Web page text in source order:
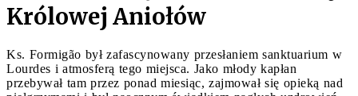
Królowej Aniołów
Ks. Formigão był zafascynowany przesłaniem sanktuarium w
Lourdes i atmosferą tego miejsca. Jako młody kapłan
przebywał tam przez ponad miesiąc, zajmował się opieką nad